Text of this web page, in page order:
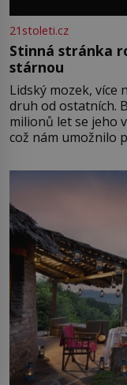
21stoleti.cz
Stinná stránka
stárnou
Lidský mozek, více
druh od ostatních.
milionů let se jeho
což nám umožnilo